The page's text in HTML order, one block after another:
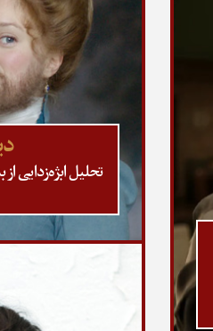
تحلیل ابژه‌زدایی